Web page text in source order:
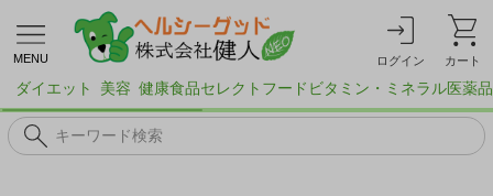
MENU ログイン カート
ダイエット 美容 健康食品セレクトフード ビタミン・ミネラル医薬品